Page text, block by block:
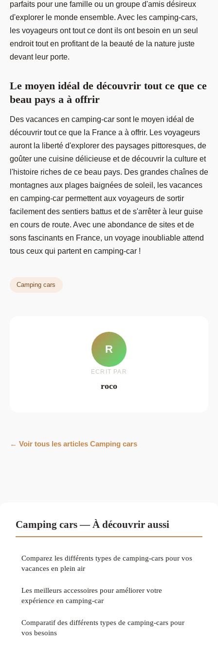
parfaits pour une famille ou un groupe d'amis désireux
d'explorer le monde ensemble. Avec les camping-cars,
les voyageurs ont tout ce dont ils ont besoin en un seul
endroit tout en profitant de la beauté de la nature juste
devant leur porte.
Le moyen idéal de découvrir tout ce que ce
beau pays a à offrir
Des vacances en camping-car sont le moyen idéal de
découvrir tout ce que la France a à offrir. Les voyageurs
auront la liberté d'explorer des paysages pittoresques, de
goûter une cuisine délicieuse et de découvrir la culture et
l'histoire riches de ce beau pays. Des grandes chaînes de
montagnes aux plages baignées de soleil, les vacances
en camping-car permettent aux voyageurs de sortir
facilement des sentiers battus et de s'arrêter à leur guise
en cours de route. Avec une abondance de sites et de
sons fascinants en France, un voyage inoubliable attend
tous ceux qui partent en camping-car !
Camping cars
R
ECRIT PAR
roco
← Voir tous les articles Camping cars
Camping cars — À découvrir aussi
Comparez les différents types de camping-cars pour vos
vacances en plein air
Les meilleurs accessoires pour améliorer votre
expérience en camping-car
Comparatif des différents types de camping-cars pour
vos besoins